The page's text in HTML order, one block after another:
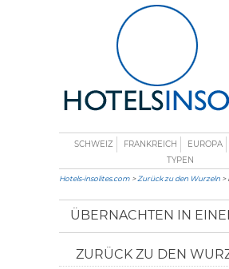
SCHWEIZ FRANKREICH EUROPA
TYPEN
Hotels-insolites.com >Zurück zu den Wurzeln >
ÜBERNACHTEN IN
ZURÜCK ZU DEN